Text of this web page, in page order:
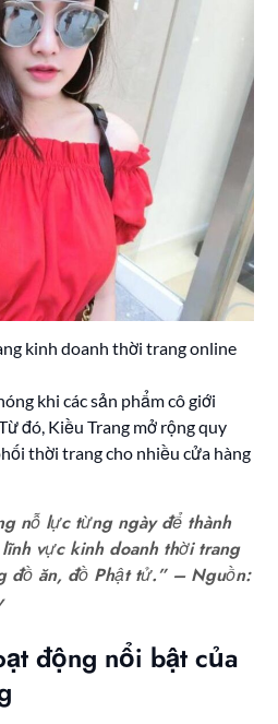
kinh doanh thời trang online
khi các sản phẩm cô giới
đó, Kiều Trang mở rộng quy
thời trang cho nhiều cửa hàng
nỗ lực từng ngày để thành
vực kinh doanh thời trang
đồ ăn, đồ Phật tử.” – Nguồn:
động nổi bật của